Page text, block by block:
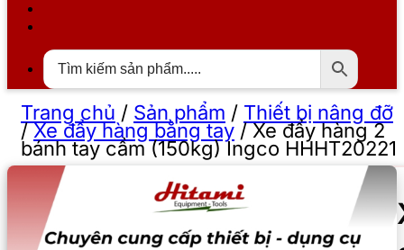
Trang chủ / Sản phẩm / Thiết bị nâng đỡ
/Xe đẩy hàng bằng tay /Xe đẩy hàng 2
bánh tay cầm (150kg) Ingco HHHT20221